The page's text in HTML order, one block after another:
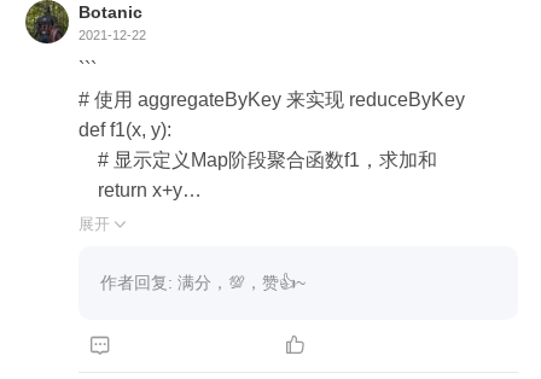
验可以看到keyClass是数组时不支持
map端聚合和哈希分区，这里是为什么呢？不太熟
悉scala的我查了下stackoverflow，原来scala里的
数组和Java的一样，hashcode只是数组对象本身的
hashcode，和内容没关系，那自然没办法map端聚
合了，
serializer是指出数据如何序列化的，序列化就先不
Botanic
2021-12-22
```
# 使用 aggregateByKey 来实现 reduceByKey
def f1(x, y):
    # 显示定义Map阶段聚合函数f1，求加和
    return x+y
# 实验3：aggregateByKey 使用说明
t")
展开 
作者回复: 满分，💯，赞👍~
 